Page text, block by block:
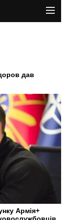
дав
Армія+